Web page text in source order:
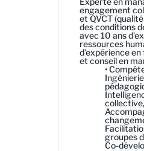
engagement
et QVCT
des conditions
avec 10 ans
ressources
d’expérience
et conseil en
•
Ingénierie
collective,
groupes
Co-